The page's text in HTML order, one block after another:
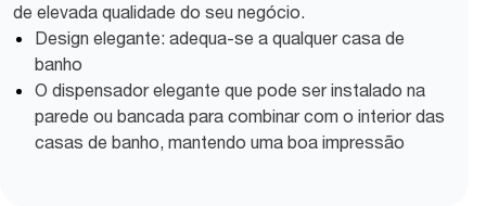
de elevada qualidade do seu negócio.
Design elegante: adequa-se a qualquer casa de
banho
O dispensador elegante que pode ser instalado na
parede ou bancada para combinar com o interior das
casas de banho, mantendo uma boa impressão